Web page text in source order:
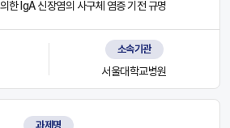
한 IgA 신장염의 사구체 염증 기전 규명
소속기관
서울대학교병원
과제명